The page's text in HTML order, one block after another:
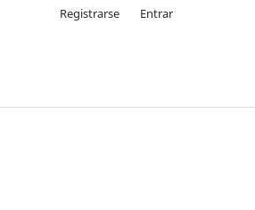
Registrarse Entrar